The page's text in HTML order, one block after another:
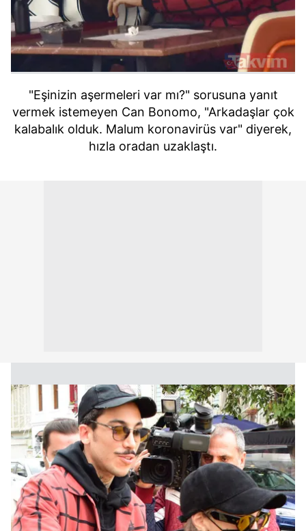
"Eşinizin aşermeleri var mı?" sorusuna yanıt
vermek istemeyen Can Bonomo, "Arkadaşlar çok
kalabalık olduk. Malum koronavirüs var" diyerek,
hızla oradan uzaklaştı.